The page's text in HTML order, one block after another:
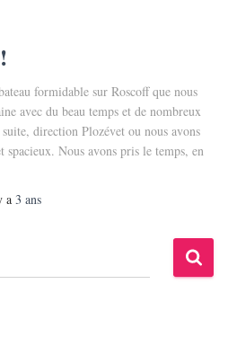
formidable sur Roscoff que nous
avec du beau temps et de nombreux
direction Plozévet ou nous avons
Nous avons pris le temps, en
a 3 ans